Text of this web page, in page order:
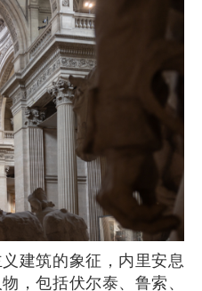
，包括伏尔泰、鲁索、